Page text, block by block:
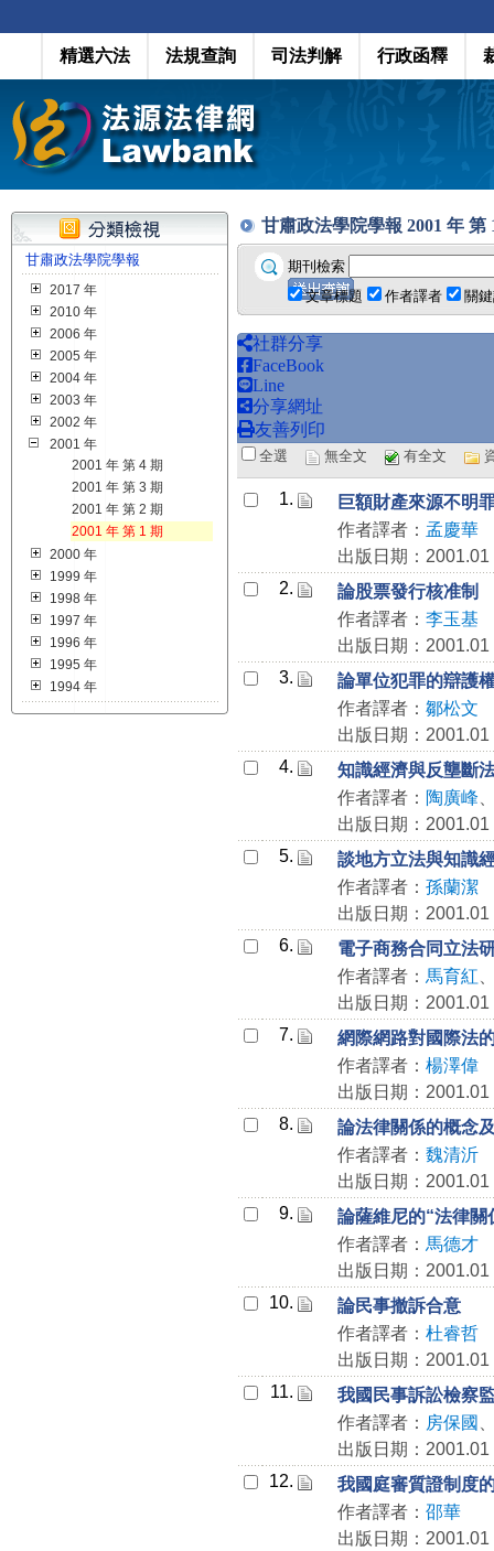
精選六法 法規查詢 司法判解 行政函釋
甘肅政法學院學報
2017 年
2010 年
2006 年
2005 年
2004 年
2003 年
2002 年
2001 年
2001 年 第 4 期
2001 年 第 3 期
2001 年 第 2 期
2001 年 第 1 期
2000 年
1999 年
1998 年
1997 年
1996 年
1995 年
1994 年
甘肅政法學院學報 2001 年 第
期刊檢索
文章標題
作者譯者 關
社群分享
FaceBook
Line
分享網址
友善列印
全選 無全文 有全文
1.
巨額財產來源不明
作者譯者： 孟慶華
出版日期：2001.01
2.
論股票發行核准制
作者譯者： 李玉基
出版日期：2001.01
3.
論單位犯罪的辯護
作者譯者： 鄒松文
出版日期：2001.01
4.
知識經濟與反壟斷
作者譯者： 陶廣峰
出版日期：2001.01
5.
談地方立法與知識
作者譯者： 孫蘭潔
出版日期：2001.01
6.
電子商務合同立法
作者譯者： 馬育紅
出版日期：2001.01
7.
網際網路對國際法
作者譯者： 楊澤偉
出版日期：2001.01
8.
論法律關係的概念
作者譯者： 魏清沂
出版日期：2001.01
9.
論薩維尼的“法律關
作者譯者： 馬德才
出版日期：2001.01
10.
論民事撤訴合意
作者譯者： 杜睿哲
出版日期：2001.01
11.
我國民事訴訟檢察
作者譯者： 房保國
出版日期：2001.01
12.
我國庭審質證制度
作者譯者： 邵華
出版日期：2001.01